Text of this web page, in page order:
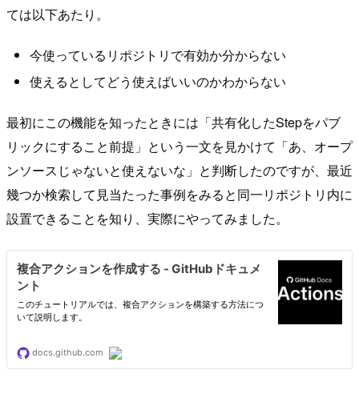
ては以下あたり。
今使っているリポジトリで有効か分からない
使えるとしてどう使えばいいのかわからない
最初にこの機能を知ったときには「共有化したStepをパブ
リックにすること前提」という一文を見かけて「あ、オープ
ンソースじゃないと使えないな」と判断したのですが、最近
幾つか検索して見当たった事例をみると同一リポジトリ内に
設置できることを知り、実際にやってみました。